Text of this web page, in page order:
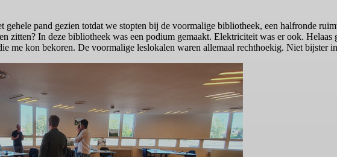
pand gezien totdat we stopten bij de voormalige bibliotheek, een halfronde
zitten? In deze bibliotheek was een podium gemaakt. Elektriciteit was er ook.
me kon bekoren. De voormalige leslokalen waren allemaal rechthoekig. Niet bijster